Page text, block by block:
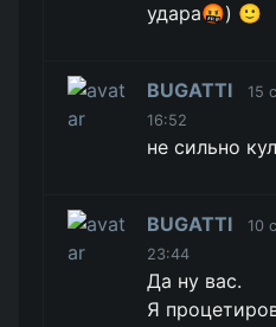
удара🤬) 🙂
BUGATTI
15
16:52
не сильно
BUGATTI
10
23:44
Да ну вас.
Я